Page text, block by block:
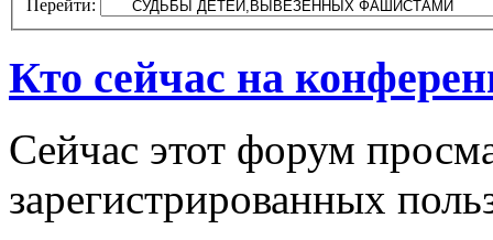
Перейти:
Кто сейчас на
Сейчас этот форум
зарегистрированных